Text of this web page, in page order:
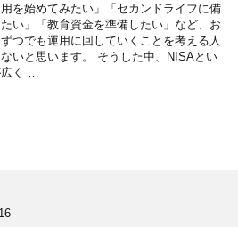
用を始めてみたい」「セカンドライフに備
い」「教育資金を準備したい」など、お
つでも運用に回していくことを考える人
いと思います。 そうした中、NISAとい
く …